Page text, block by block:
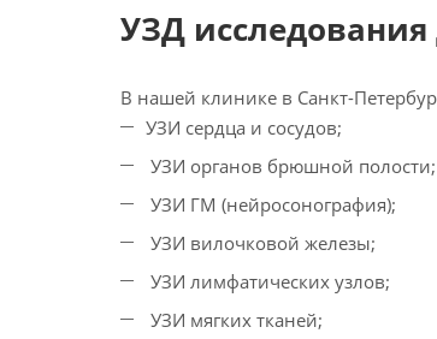
УЗД исследования
В нашей клинике в Санкт-
УЗИ сердца и сосудов;
УЗИ органов брюшной полости;
УЗИ ГМ (нейросонография);
УЗИ вилочковой железы;
УЗИ лимфатических узлов;
УЗИ мягких тканей;